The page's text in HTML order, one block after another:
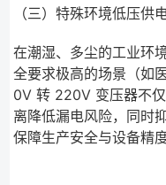
（三）特殊环境低压供
在潮湿、多尘的工业环
全要求极高的场景（如
0V 转 220V 变压器不
离降低漏电风险，同时
保障生产安全与设备精度